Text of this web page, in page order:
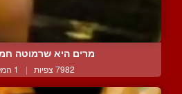
מרים היא שרמוטה
7982 צפיות | 1 המלצות